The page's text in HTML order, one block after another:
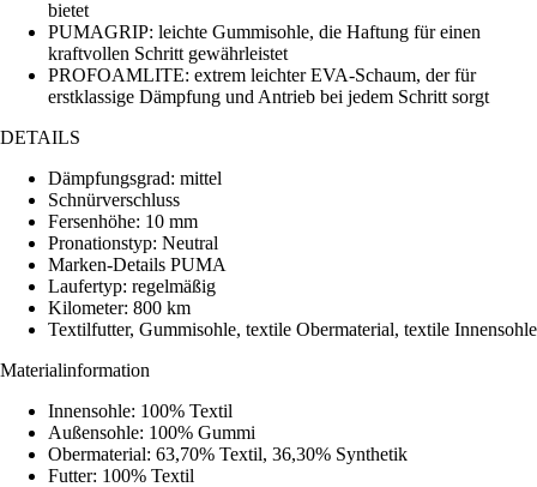
bietet
PUMAGRIP: leichte Gummisohle, die Haftung für einen
kraftvollen Schritt gewährleistet
PROFOAMLITE: extrem leichter EVA-Schaum, der für
erstklassige Dämpfung und Antrieb bei jedem Schritt sorgt
DETAILS
Dämpfungsgrad: mittel
Schnürverschluss
Fersenhöhe: 10 mm
Pronationstyp: Neutral
Marken-Details PUMA
Laufertyp: regelmäßig
Kilometer: 800 km
Textilfutter, Gummisohle, textile Obermaterial, textile Innensohle
Materialinformation
Innensohle: 100% Textil
Außensohle: 100% Gummi
Obermaterial: 63,70% Textil, 36,30% Synthetik
Futter: 100% Textil